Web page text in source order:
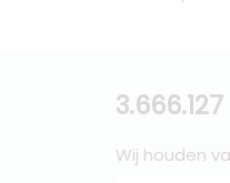
Wij houden